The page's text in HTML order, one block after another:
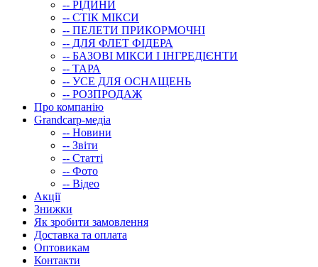
-- РIДИНИ
-- СТIК МIКСИ
-- ПЕЛЕТИ ПРИКОРМОЧНІ
-- ДЛЯ ФЛЕТ ФІДЕРА
-- БАЗОВІ МІКСИ І ІНГРЕДІЄНТИ
-- ТАРА
-- УСЕ ДЛЯ ОСНАЩЕНЬ
-- РОЗПРОДАЖ
Про компанію
Grandcarp-медіа
-- Новини
-- Звіти
-- Статті
-- Фото
-- Відео
Акції
Знижки
Як зробити замовлення
Доставка та оплата
Оптовикам
Контакти